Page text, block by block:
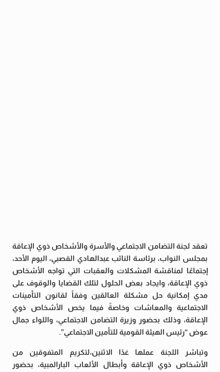
تعقد لجنة التضامن الاجتماعي والأسرة والأشخاص ذوي الإعاقة
بمجلس النواب، برئاسة النائب عبدالهادي القصبي، اليوم الأحد،
إجتماعًا لمناقشة المشكلات والعقبات التي تواجه الأشخاص
ذوي الإعاقة، وايجاد بعض الحلول لتلك القضايا والوقوف على
مدي إمكانية حل مشكلة العالقين وفقاً لقانون التأمينات
الاجتماعية والمعاشات وخاصةً فيما يخص الأشخاص ذوي
الإعاقة، وذلك بحضور وزيرة التضامن الاجتماعي، واللواء جمال
عوض “رئيس الهيئة القومية للتأمين الاجتماعي”.
وتباشر اللجنة عملها غدًا الاثنين،لتكريم المتفوقين من
الأشخاص ذوي الإعاقة وأبطال الألعاب البارالمبية، بحضور